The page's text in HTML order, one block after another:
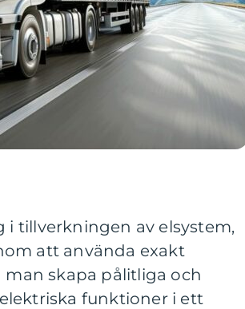
tillverkningen av elsystem,
att använda exakt
skapa pålitliga och
funktioner i ett